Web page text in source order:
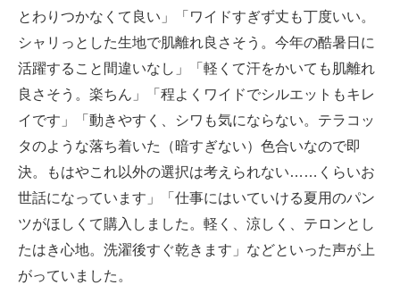
とわりつかなくて良い」「ワイドすぎず丈も丁度いい。
シャリっとした生地で肌離れ良さそう。今年の酷暑日に
活躍すること間違いなし」「軽くて汗をかいても肌離れ
良さそう。楽ちん」「程よくワイドでシルエットもキレ
イです」「動きやすく、シワも気にならない。テラコッ
タのような落ち着いた（暗すぎない）色合いなので即
決。もはやこれ以外の選択は考えられない……くらいお
世話になっています」「仕事にはいていける夏用のパン
ツがほしくて購入しました。軽く、涼しく、テロンとし
たはき心地。洗濯後すぐ乾きます」などといった声が上
がっていました。